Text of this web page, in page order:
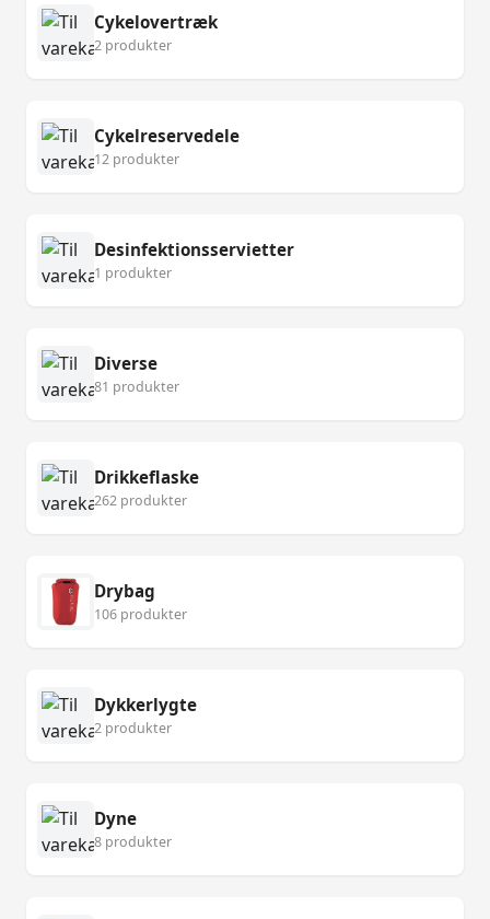
Cykelovertræk
2 produkter
Cykelreservedele
12 produkter
Desinfektionsservietter
1 produkter
Diverse
81 produkter
Drikkeflaske
262 produkter
Drybag
106 produkter
Dykkerlygte
2 produkter
Dyne
8 produkter